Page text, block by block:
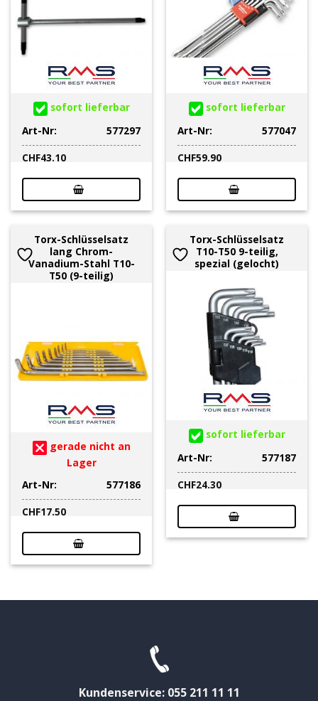
sofort lieferbar
Art-Nr:
577297
CHF43.10
sofort lieferbar
Art-Nr:
577047
CHF59.90
Torx-Schlüsselsatz
lang Chrom-
Vanadium-Stahl T10-
T50 (9-teilig)
gerade nicht an
Lager
Art-Nr:
577186
CHF17.50
Torx-Schlüsselsatz
T10-T50 9-teilig,
spezial (gelocht)
sofort lieferbar
Art-Nr:
577187
CHF24.30
Kundenservice: 055 211 11 11